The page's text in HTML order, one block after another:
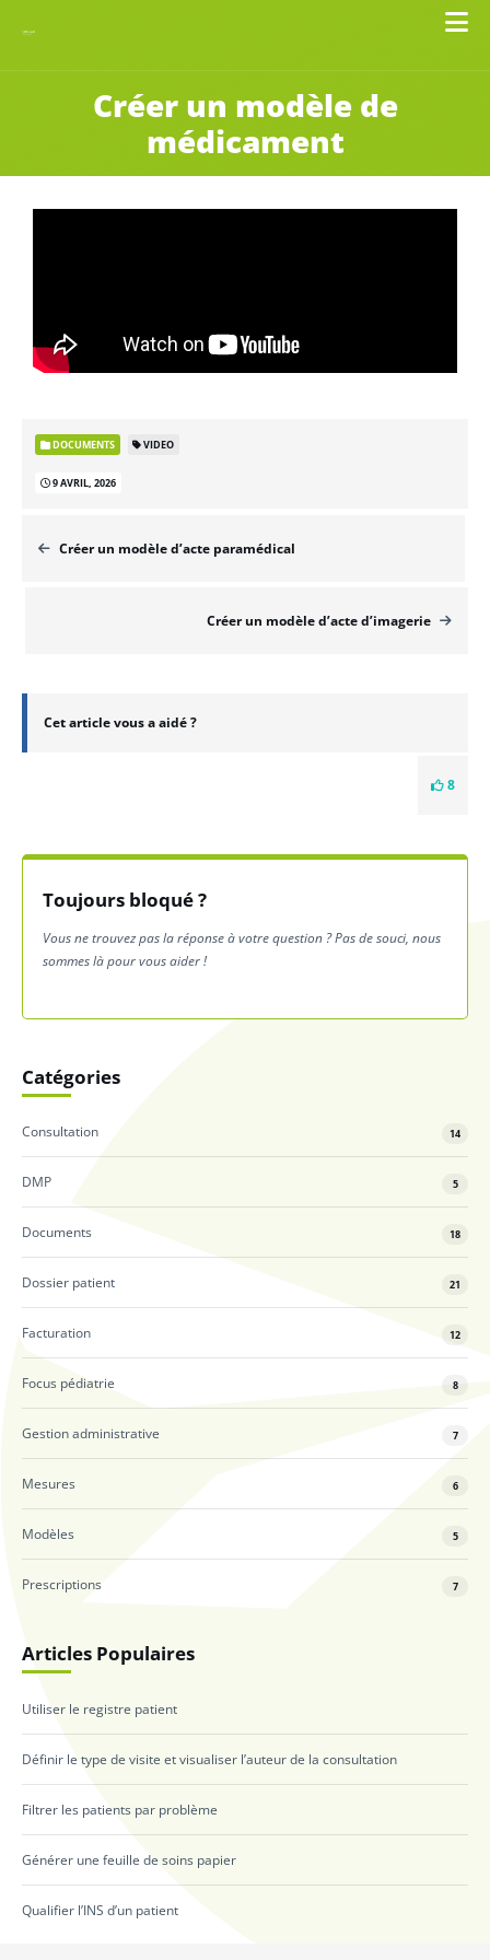
Créer un modèle de
médicament
DOCUMENTS VIDEO
9 AVRIL, 2026
Créer un modèle d’acte paramédical
Créer un modèle d’acte d’imagerie
Cet article vous a aidé ?
8
Toujours bloqué ?
Vous ne trouvez pas la réponse à votre question ? Pas de souci, nous
sommes là pour vous aider !
Catégories
Consultation 14
DMP 5
Documents 18
Dossier patient 21
Facturation 12
Focus pédiatrie 8
Gestion administrative 7
Mesures 6
Modèles 5
Prescriptions 7
Articles Populaires
Utiliser le registre patient
Définir le type de visite et visualiser l’auteur de la consultation
Filtrer les patients par problème
Générer une feuille de soins papier
Qualifier l’INS d’un patient